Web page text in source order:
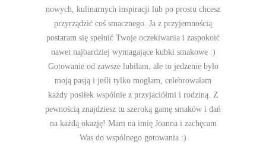
nowych, kulinarnych inspiracji lub po prostu chcesz
przyrządzić coś smacznego. Ja z przyjemnością
postaram się spełnić Twoje oczekiwania i zaspokoić
nawet najbardziej wymagające kubki smakowe :)
Gotowanie od zawsze lubiłam, ale to jedzenie było
moją pasją i jeśli tylko mogłam, celebrowałam
każdy posiłek wspólnie z przyjaciółmi i rodziną. Z
pewnością znajdziesz tu szeroką gamę smaków i dań
na każdą okazję! Mam na imię Joanna i zachęcam
Was do wspólnego gotowania :)